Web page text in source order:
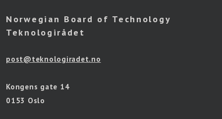
Norwegian Board of Technology
Teknologirådet
post@teknologiradet.no
Kongens gate 14
0153 Oslo